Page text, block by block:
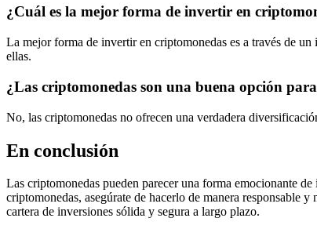
¿Cuál es la mejor forma de invertir en
La mejor forma de invertir en criptomonedas es a través de
ellas.
¿Las criptomonedas son una buena opción
No, las criptomonedas no ofrecen una verdadera
En conclusión
Las criptomonedas pueden parecer una forma emocionante
criptomonedas, asegúrate de hacerlo de manera responsable
cartera de inversiones sólida y segura a largo plazo.